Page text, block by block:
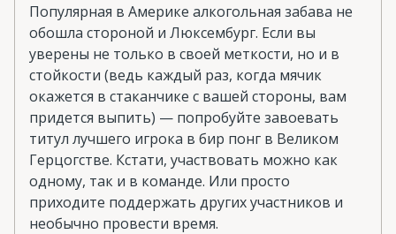
Популярная в Америке алкогольная забава не
обошла стороной и Люксембург. Если вы
уверены не только в своей меткости, но и в
стойкости (ведь каждый раз, когда мячик
окажется в стаканчике с вашей стороны, вам
придется выпить) — попробуйте завоевать
титул лучшего игрока в бир понг в Великом
Герцогстве. Кстати, участвовать можно как
одному, так и в команде. Или просто
приходите поддержать других участников и
необычно провести время.